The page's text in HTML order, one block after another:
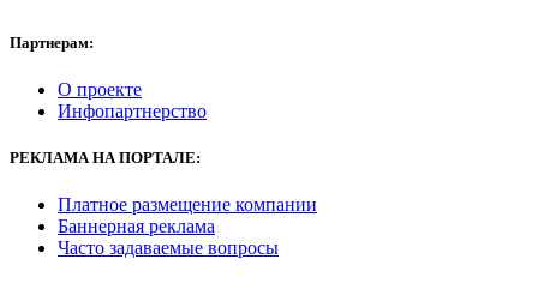
Партнерам:
О проекте
Инфопартнерство
РЕКЛАМАНА ПОРТАЛЕ:
Платное размещение компании
Баннерная реклама
Часто задаваемые вопросы